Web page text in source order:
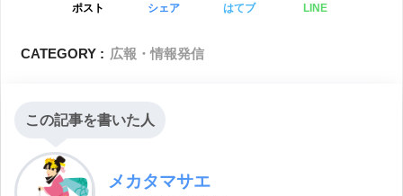
ポスト シェア はてブ LINE
CATEGORY : 広報・情報発信
この記事を書いた人
メカタマサエ